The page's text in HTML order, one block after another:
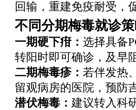
回输，重建免疫耐受，
不同分期梅毒就诊
一期硬下疳： 选择具备
转阳时即可确诊，及早
二期梅毒疹： 若伴发热
留观病房的医院，预防
潜伏梅毒： 建议转入科